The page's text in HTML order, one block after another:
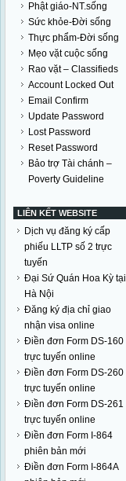
Phật giáo-NT.sống
Sức khỏe-Đời sống
Thực phẩm-Đời sống
Mẹo vặt cuộc sống
Rao vặt – Classifieds
Account Locked Out
Email Confirm
Update Password
Lost Password
Reset Password
Bảo trợ Tài chánh –
Poverty Guideline
LIÊN KẾT WEBSITE
Dịch vụ đăng ký cấp
phiếu LLTP số 2 trực
tuyến
Đại Sứ Quán Hoa Kỳ tại
Hà Nội
Đăng ký địa chỉ giao
nhận visa online
Điền đơn Form DS-160
trực tuyến online
Điền đơn Form DS-260
trực tuyến online
Điền đơn Form DS-261
trực tuyến online
Điền đơn Form I-864
phiên bản mới
Điền đơn Form I-864A